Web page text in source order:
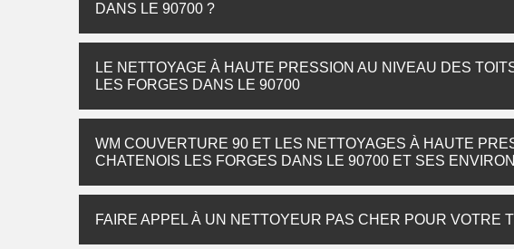
DANS LE 90700 ?
LE NETTOYAGE À HAUTE PRESSION AU NIVEAU DES
LES FORGES DANS LE 90700
WM COUVERTURE 90 ET LES NETTOYAGES À HAUTE
CHATENOIS LES FORGES DANS LE 90700 ET SES
FAIRE APPEL À UN NETTOYEUR PAS CHER POUR VOTRE